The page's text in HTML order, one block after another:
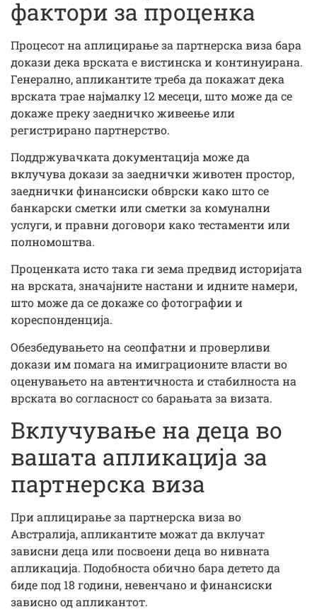
фактори за проценка
Процесот на аплицирање за партнерска виза бара
докази дека врската е вистинска и континуирана.
Генерално, апликантите треба да покажат дека
врската трае најмалку 12 месеци, што може да се
докаже преку заедничко живеење или
регистрирано партнерство.
Поддржувачката документација може да
вклучува докази за заеднички животен простор,
заеднички финансиски обврски како што се
банкарски сметки или сметки за комунални
услуги, и правни договори како тестаменти или
полномоштва.
Проценката исто така ги зема предвид историјата
на врската, значајните настани и идните намери,
што може да се докаже со фотографии и
кореспонденција.
Обезбедувањето на сеопфатни и проверливи
докази им помага на имиграционите власти во
оценувањето на автентичноста и стабилноста на
врската во согласност со барањата за визата.
Вклучување на деца во
вашата апликација за
партнерска виза
При аплицирање за партнерска виза во
Австралија, апликантите можат да вклучат
зависни деца или посвоени деца во нивната
апликација. Подобноста обично бара детето да
биде под 18 години, невенчано и финансиски
зависно од апликантот.